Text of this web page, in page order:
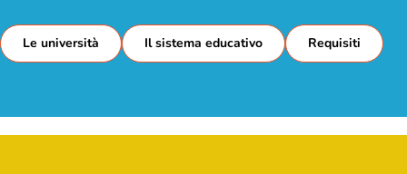
Le università Il sistema educativo Requisiti